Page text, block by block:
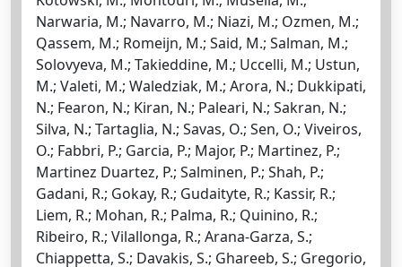
Narwaria, M.; Navarro, M.; Niazi, M.; Ozmen, M.;
Qassem, M.; Romeijn, M.; Said, M.; Salman, M.;
Solovyeva, M.; Takieddine, M.; Uccelli, M.; Ustun,
M.; Valeti, M.; Waledziak, M.; Arora, N.; Dukkipati,
N.; Fearon, N.; Kiran, N.; Paleari, N.; Sakran, N.;
Silva, N.; Tartaglia, N.; Savas, O.; Sen, O.; Viveiros,
O.; Fabbri, P.; Garcia, P.; Major, P.; Martinez, P.;
Martinez Duartez, P.; Salminen, P.; Shah, P.;
Gadani, R.; Gokay, R.; Gudaityte, R.; Kassir, R.;
Liem, R.; Mohan, R.; Palma, R.; Quinino, R.;
Ribeiro, R.; Vilallonga, R.; Arana-Garza, S.;
Chiappetta, S.; Davakis, S.; Ghareeb, S.; Gregorio,